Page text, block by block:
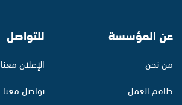
عن المؤسسة
من نحن
طاقم العمل
للتواصل
الإعلان معنا
تواصل معنا